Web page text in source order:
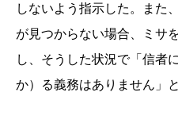
しないよう指示した。また
が見つからない場合、ミサ
し、そうした状況で「信者
か）る義務はありません」